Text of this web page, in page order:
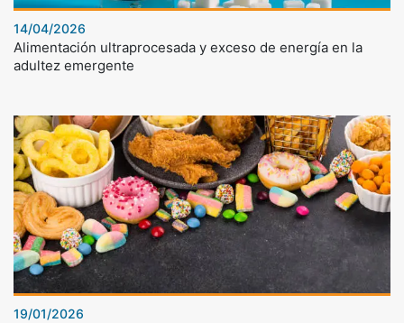
14/04/2026
Alimentación ultraprocesada y exceso de energía en la
adultez emergente
19/01/2026